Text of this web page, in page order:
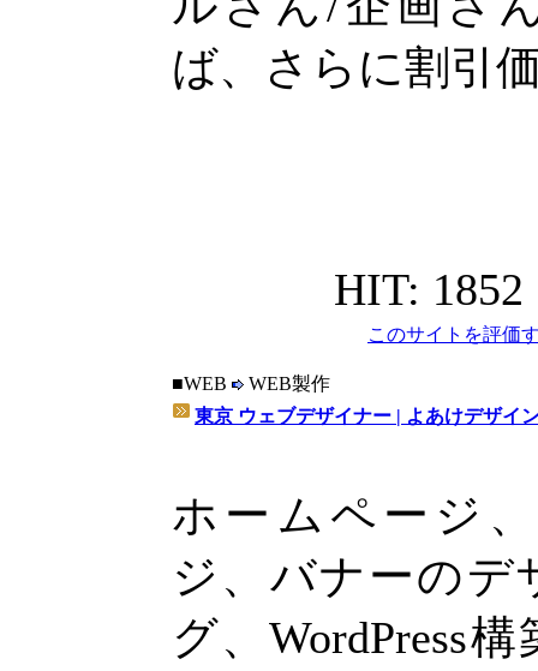
ば、さらに割引
HIT: 1852
このサイトを評価
■WEB
WEB製作
東京 ウェブデザイナー | よあけデザイ
ホームページ
ジ、バナーのデ
グ、WordPress